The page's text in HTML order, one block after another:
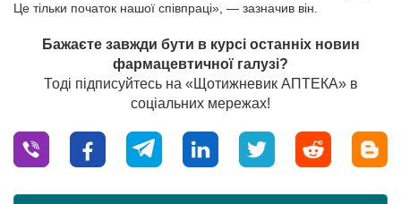
Це тільки початок нашої співпраці», — зазначив він.
Бажаєте завжди бути в курсі останніх новин
фармацевтичної галузі?
Тоді підписуйтесь на «Щотижневик АПТЕКА» в
соціальних мережах!